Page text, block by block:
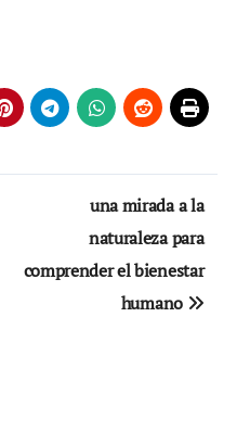
una mirada a la
naturaleza para
comprender el bienestar
humano